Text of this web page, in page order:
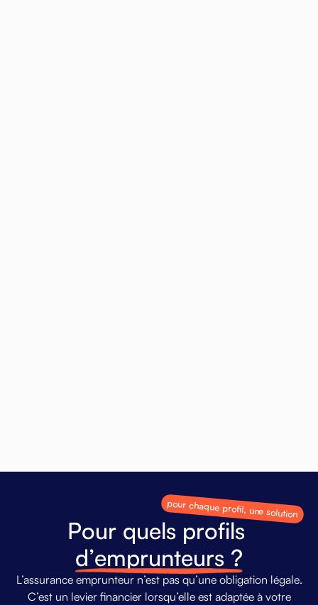
Pour quels profils
d’emprunteurs ?
L’assurance emprunteur n’est pas qu’une obligation légale.
C’est un levier financier lorsqu’elle est adaptée à votre
pour chaque profil, une solution